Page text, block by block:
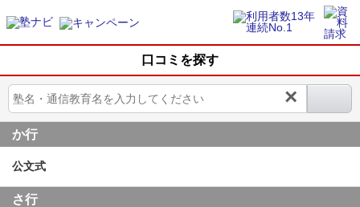
口コミを探す
×
か行
公文式
さ行